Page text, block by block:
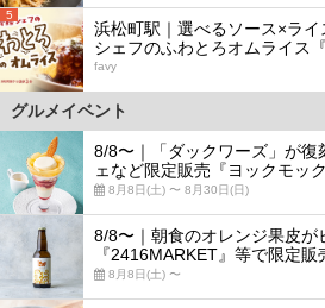
5
浜松町駅｜選べるソース×ラ
シェフのふわとろオムライス『
favy
グルメイベント
8/8〜｜「ダックワーズ」が復
ェなど限定販売『ヨックモッ
8月8日(土) 〜 8月30日(日)
8/8〜｜朝食のオレンジ果皮が
『2416MARKET』等で限定販
8月8日(土) 〜